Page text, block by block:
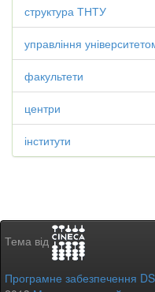
структура ТНТУ
управління
факультети
центри
інститути
Тема від
Програмне забезпечення